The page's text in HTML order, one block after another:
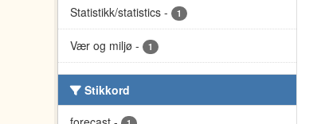
Statistikk/statistics - 1
Vær og miljø - 1
Stikkord